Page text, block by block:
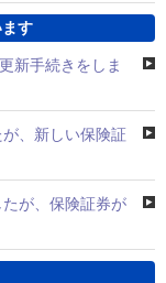
す
新手続きをしま
、新しい保険証
たが、保険証券が